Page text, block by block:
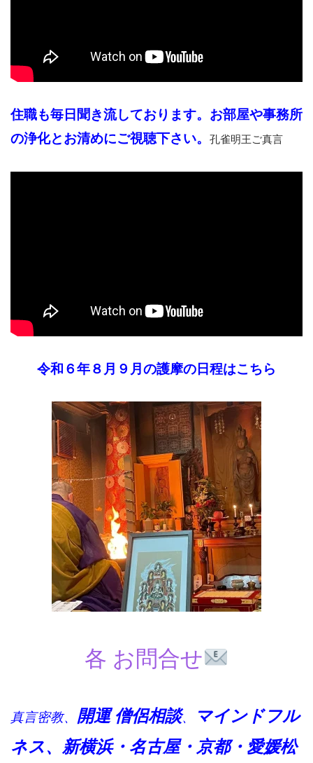
住職も毎日聞き流しております。お部屋や事務所
の浄化とお清めにご視聴下さい。
孔雀明王ご真言
令和６年８月９月の護摩の日程はこちら
各 お問合せ
真言密教、 開運 僧侶相談、
マインドフル
ネス、 新横浜・名古屋・京都・愛媛松